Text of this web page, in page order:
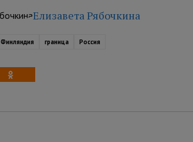
Елизавета Рябочкина
Финляндия граница Россия